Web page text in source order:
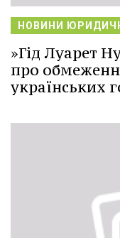
НОВИНИ
»Гід Луарет
про
українських